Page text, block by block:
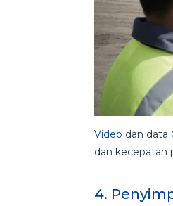
Video dan data
dan kecepatan
4.